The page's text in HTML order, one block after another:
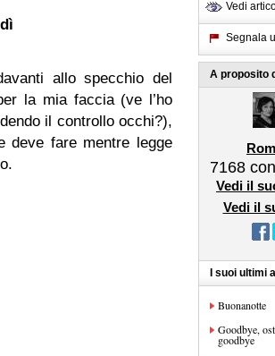
allo specchio del
la mia faccia (ve l’ho
il controllo occhi?),
deve fare mentre legge
Vedi
Segnala
A proposito
7168
Vedi il
Vedi il
I suoi ultimi
Buonanotte
Goodbye,
goodbye